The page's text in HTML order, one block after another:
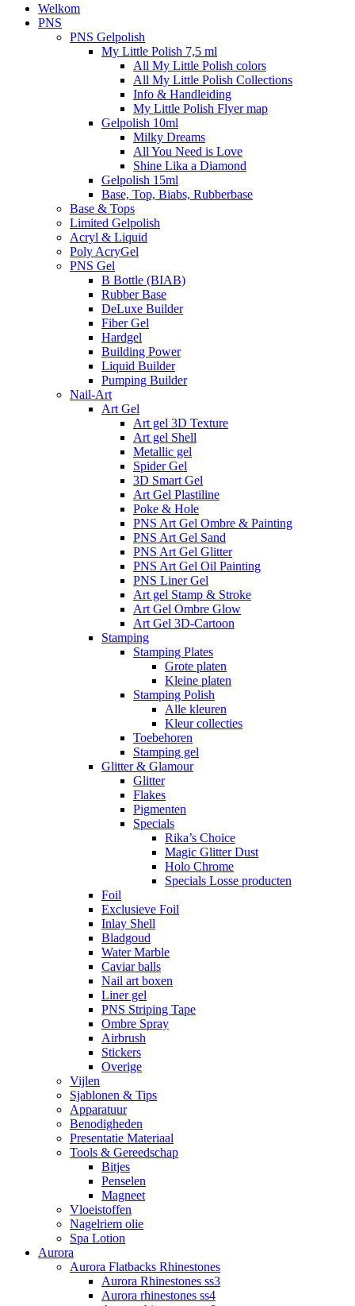
Welkom
PNS
PNS Gelpolish
My Little Polish 7,5 ml
All My Little Polish colors
All My Little Polish Collections
Info & Handleiding
My Little Polish Flyer map
Gelpolish 10ml
Milky Dreams
All You Need is Love
Shine Lika a Diamond
Gelpolish 15ml
Base, Top, Biabs, Rubberbase
Base & Tops
Limited Gelpolish
Acryl & Liquid
Poly AcryGel
PNS Gel
B Bottle (BIAB)
Rubber Base
DeLuxe Builder
Fiber Gel
Hardgel
Building Power
Liquid Builder
Pumping Builder
Nail-Art
Art Gel
Art gel 3D Texture
Art gel Shell
Metallic gel
Spider Gel
3D Smart Gel
Art Gel Plastiline
Poke & Hole
PNS Art Gel Ombre & Painting
PNS Art Gel Sand
PNS Art Gel Glitter
PNS Art Gel Oil Painting
PNS Liner Gel
Art gel Stamp & Stroke
Art Gel Ombre Glow
Art Gel 3D-Cartoon
Stamping
Stamping Plates
Grote platen
Kleine platen
Stamping Polish
Alle kleuren
Kleur collecties
Toebehoren
Stamping gel
Glitter & Glamour
Glitter
Flakes
Pigmenten
Specials
Rika’s Choice
Magic Glitter Dust
Holo Chrome
Specials Losse producten
Foil
Exclusieve Foil
Inlay Shell
Bladgoud
Water Marble
Caviar balls
Nail art boxen
Liner gel
PNS Striping Tape
Ombre Spray
Airbrush
Stickers
Overige
Vijlen
Sjablonen & Tips
Apparatuur
Benodigheden
Presentatie Materiaal
Tools & Gereedschap
Bitjes
Penselen
Magneet
Vloeistoffen
Nagelriem olie
Spa Lotion
Aurora
Aurora Flatbacks Rhinestones
Aurora Rhinestones ss3
Aurora rhinestones ss4